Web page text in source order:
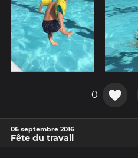
0
06 septembre 2016
Fête du travail